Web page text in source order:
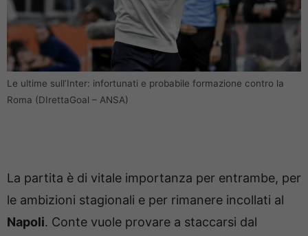
Le ultime sull’Inter: infortunati e probabile formazione contro la
Roma (DIrettaGoal – ANSA)
La partita è di vitale importanza per entrambe, per
le ambizioni stagionali e per rimanere incollati al
Napoli. Conte vuole provare a staccarsi dal